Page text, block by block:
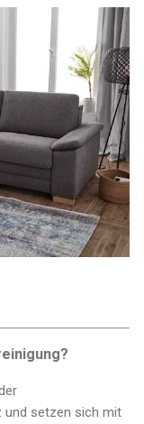
und setzen sich mit